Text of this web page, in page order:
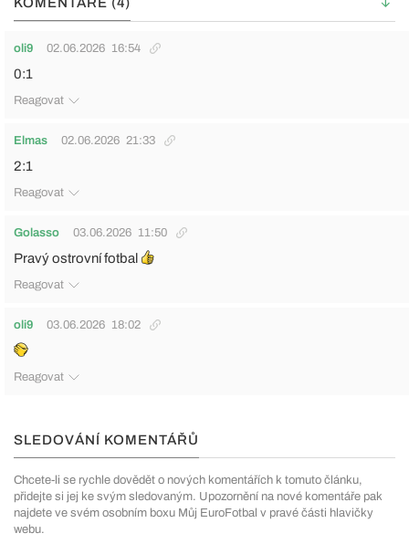
KOMENTÁŘE (4)
oli9 02.06.2026 16:54
0:1
Reagovat
Elmas 02.06.2026 21:33
2:1
Reagovat
Golasso 03.06.2026 11:50
Pravý ostrovní fotbal
Reagovat
oli9 03.06.2026 18:02
Reagovat
SLEDOVÁNÍ KOMENTÁŘŮ
Chcete-li se rychle dovědět o nových komentářích k tomuto článku,
přidejte si jej ke svým sledovaným. Upozornění na nové komentáře pak
najdete ve svém osobním boxu Můj EuroFotbal v pravé části hlavičky
webu.